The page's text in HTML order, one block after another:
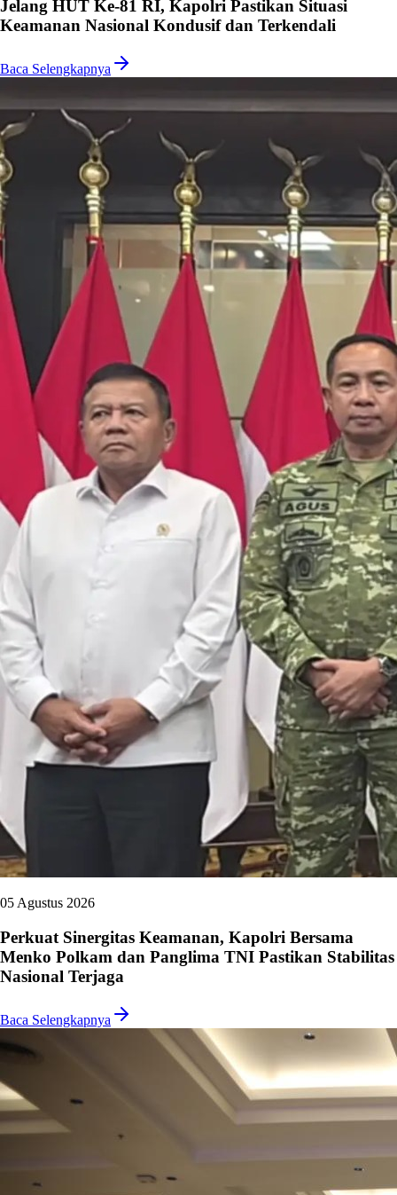
Jelang HUT Ke-81 RI, Kapolri Pastikan Situasi
Keamanan Nasional Kondusif dan Terkendali
Baca Selengkapnya
05 Agustus 2026
Perkuat Sinergitas Keamanan, Kapolri Bersama
Menko Polkam dan Panglima TNI Pastikan Stabilitas
Nasional Terjaga
Baca Selengkapnya